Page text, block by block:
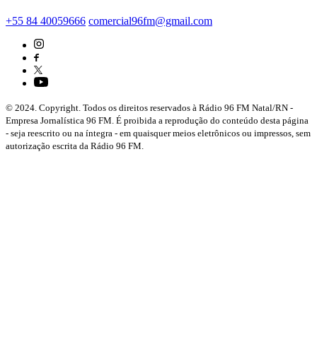
+55 84 40059666 comercial96fm@gmail.com
© 2024. Copyright. Todos os direitos reservados à Rádio 96 FM Natal/RN -
Empresa Jornalística 96 FM. É proibida a reprodução do conteúdo desta página
- seja reescrito ou na íntegra - em quaisquer meios eletrônicos ou impressos, sem
autorização escrita da Rádio 96 FM.